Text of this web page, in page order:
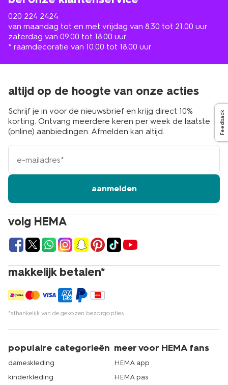
Feedback
020 224 2424
van maandag tot en met vrijdag van 8.30 tot 21.00 uur
zaterdag van 09.00 tot 18.00 uur
* raamdecoratie van 10.00 tot 18.00 uur
volg HEMA
makkelijk betalen*
*afhankelijk van de gekozen bezorgopties
altijd op de hoogte van onze acties
Schrijf je in voor de nieuwsbrief en krijg direct 10%
korting. Ontvang meerdere keren per week de laatste
(online) aanbiedingen. Afmelden kan altijd.
e-
mailadres
aanmelden
populaire categorieën
dameskleding
kinderkleding
meer voor HEMA fans
HEMA app
HEMA pas